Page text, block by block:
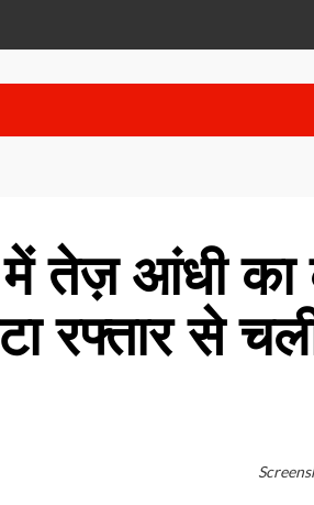
में तेज़ आंधी
रफ्तार से